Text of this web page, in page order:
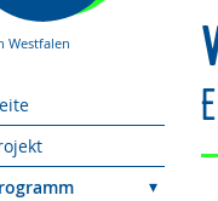
Westfalen